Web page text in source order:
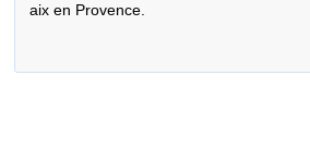
aix en Provence.